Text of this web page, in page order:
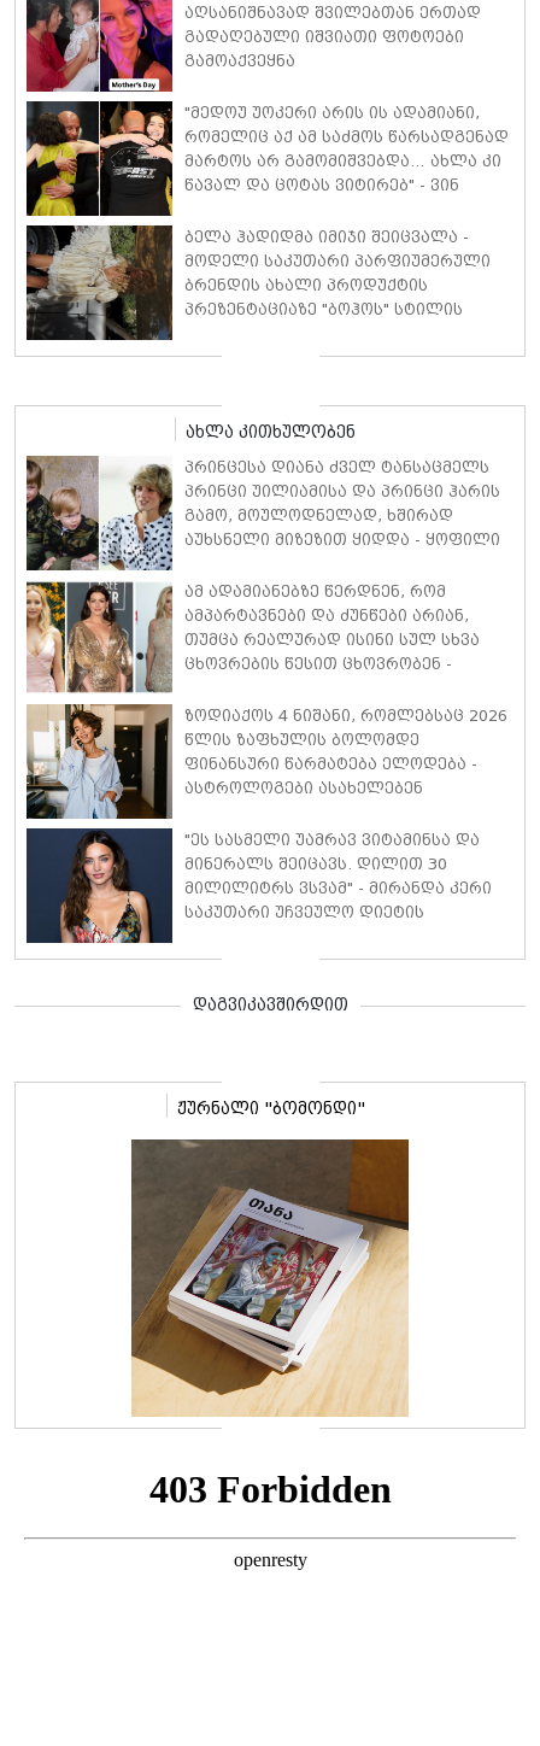
აღსანიშნავად შვილებთან ერთად
გადაღებული იშვიათი ფოტოები
გამოაქვეყნა
"მედოუ უოკერი არის ის ადამიანი,
რომელიც აქ ამ საძმოს წარსადგენად
მარტოს არ გამომიშვებდა… ახლა კი
წავალ და ცოტას ვიტირებ" - ვინ
პოლ უოკერის ქალიშვილს ემოციური
სიტყვებით მიმართავს
ბელა ჰადიდმა იმიჯი შეიცვალა -
მოდელი საკუთარი პარფიუმერული
ბრენდის ახალი პროდუქტის
პრეზენტაციაზე "ბოჰოს" სტილის
მინიკაბით გამოჩნდა
ახლა კითხულობენ
პრინცესა დიანა ძველ ტანსაცმელს
პრინცი უილიამისა და პრინცი ჰარის
გამო, მოულოდნელად, ხშირად
აუხსნელი მიზეზით ყიდდა - ყოფილი
საკუთარ წიგნში საუბრობს
ამ ადამიანებზე წერდნენ, რომ
ამპარტავნები და ძუნწები არიან,
თუმცა რეალურად ისინი სულ სხვა
ცხოვრების წესით ცხოვრობენ -
უსამართლოდ აკრიტიკებენ
ზოდიაქოს 4 ნიშანი, რომლებსაც 2026
წლის ზაფხულის ბოლომდე
ფინანსური წარმატება ელოდება -
ასტროლოგები ასახელებენ
"ეს სასმელი უამრავ ვიტამინსა და
მინერალს შეიცავს. დილით 30
მილილიტრს ვსვამ" - მირანდა კერი
საკუთარი უჩვეულო დიეტის
დაგვიკავშირდით
ჟურნალი "ბომონდი"